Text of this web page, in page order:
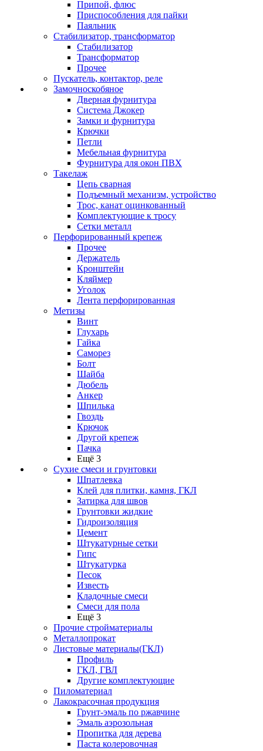
Припой, флюс
Приспособления для пайки
Паяльник
Стабилизатор, трансформатор
Стабилизатор
Трансформатор
Прочее
Пускатель, контактор, реле
Замочноскобяное
Дверная фурнитура
Система Джокер
Замки и фурнитура
Крючки
Петли
Мебельная фурнитура
Фурнитура для окон ПВХ
Такелаж
Цепь сварная
Подъемный механизм, устройство
Трос, канат оцинкованный
Комплектующие к тросу
Сетки металл
Перфорированный крепеж
Прочее
Держатель
Кронштейн
Кляймер
Уголок
Лента перфорированная
Метизы
Винт
Глухарь
Гайка
Саморез
Болт
Шайба
Дюбель
Анкер
Шпилька
Гвоздь
Крючок
Другой крепеж
Пачка
Ещё 3
Сухие смеси и грунтовки
Шпатлевка
Клей для плитки, камня, ГКЛ
Затирка для швов
Грунтовки жидкие
Гидроизоляция
Цемент
Штукатурные сетки
Гипс
Штукатурка
Песок
Известь
Кладочные смеси
Смеси для пола
Ещё 3
Прочие стройматериалы
Металлопрокат
Листовые материалы(ГКЛ)
Профиль
ГКЛ, ГВЛ
Другие комплектующие
Пиломатериал
Лакокрасочная продукция
Грунт-эмаль по ржавчине
Эмаль аэрозольная
Пропитка для дерева
Паста колеровочная